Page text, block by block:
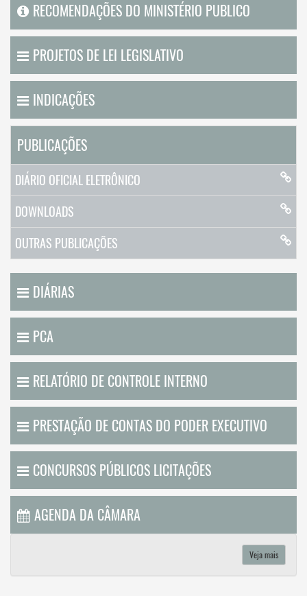
RECOMENDAÇÕES DO MINISTÉRIO PUBLICO
PROJETOS DE LEI LEGISLATIVO
INDICAÇÕES
PUBLICAÇÕES
DIÁRIO OFICIAL ELETRÔNICO
DOWNLOADS
OUTRAS PUBLICAÇÕES
DIÁRIAS
PCA
RELATÓRIO DE CONTROLE INTERNO
PRESTAÇÃO DE CONTAS DO PODER EXECUTIVO
CONCURSOS PÚBLICOS LICITAÇÕES
AGENDA DA CÂMARA
Veja mais